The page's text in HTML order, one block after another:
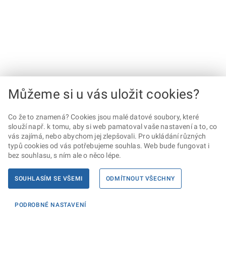
Můžeme si u vás uložit cookies?
Co že to znamená? Cookies jsou malé datové soubory, které
slouží např. k tomu, aby si web pamatoval vaše nastavení a to, co
vás zajímá, nebo abychom jej zlepšovali. Pro ukládání různých
typů cookies od vás potřebujeme souhlas. Web bude fungovat i
bez souhlasu, s ním ale o něco lépe.
SOUHLASÍM SE VŠEMI ODMÍTNOUT VŠECHNY
PODROBNÉ NASTAVENÍ